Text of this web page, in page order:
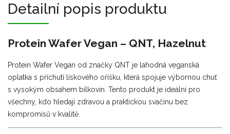
Detailní popis produktu
Protein Wafer Vegan – QNT, Hazelnut
Protein Wafer Vegan od značky QNT je lahodná veganská
oplatka s příchutí lískového oříšku, která spojuje výbornou chuť
s vysokým obsahem bílkovin. Tento produkt je ideální pro
všechny, kdo hledají zdravou a praktickou svačinu bez
kompromisů v kvalitě.